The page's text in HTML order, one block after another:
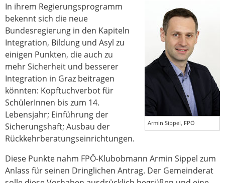
Armin Sippel, FPÖ
In ihrem Regierungsprogramm
bekennt sich die neue
Bundesregierung in den Kapiteln
Integration, Bildung und Asyl zu
einigen Punkten, die auch zu
mehr Sicherheit und besserer
Integration in Graz beitragen
könnten: Kopftuchverbot für
SchülerInnen bis zum 14.
Lebensjahr; Einführung der
Sicherungshaft; Ausbau der
Rückkehrberatungseinrichtungen.
Diese Punkte nahm FPÖ-Klubobmann Armin Sippel zum
Anlass für seinen Dringlichen Antrag. Der Gemeinderat